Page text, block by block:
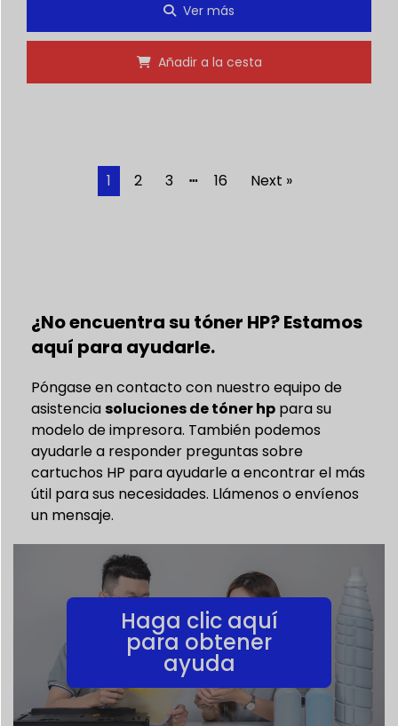
Ver más
Añadir a la cesta
1 2 3 ┅ 16 Next »
¿No encuentra su tóner HP? Estamos
aquí para ayudarle.
Póngase en contacto con nuestro equipo de
asistencia soluciones de tóner hp para su
modelo de impresora. También podemos
ayudarle a responder preguntas sobre
cartuchos HP para ayudarle a encontrar el más
útil para sus necesidades. Llámenos o envíenos
un mensaje.
Haga clic aquí
para obtener
ayuda